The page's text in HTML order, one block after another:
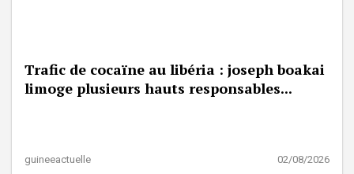
Trafic de cocaïne au libéria : joseph boakai
limoge plusieurs hauts responsables...
guineeactuelle 02/08/2026